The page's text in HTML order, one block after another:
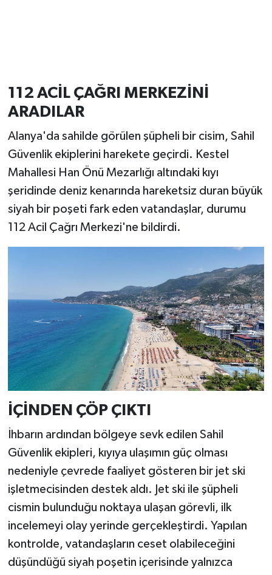
112 ACİL ÇAĞRI MERKEZİNİ
ARADILAR
Alanya'da sahilde görülen şüpheli bir cisim, Sahil
Güvenlik ekiplerini harekete geçirdi. Kestel
Mahallesi Han Önü Mezarlığı altındaki kıyı
şeridinde deniz kenarında hareketsiz duran büyük
siyah bir poşeti fark eden vatandaşlar, durumu
112 Acil Çağrı Merkezi'ne bildirdi.
İÇİNDEN ÇÖP ÇIKTI
İhbarın ardından bölgeye sevk edilen Sahil
Güvenlik ekipleri, kıyıya ulaşımın güç olması
nedeniyle çevrede faaliyet gösteren bir jet ski
işletmecisinden destek aldı. Jet ski ile şüpheli
cismin bulunduğu noktaya ulaşan görevli, ilk
incelemeyi olay yerinde gerçekleştirdi. Yapılan
kontrolde, vatandaşların ceset olabileceğini
düşündüğü siyah poşetin içerisinde yalnızca